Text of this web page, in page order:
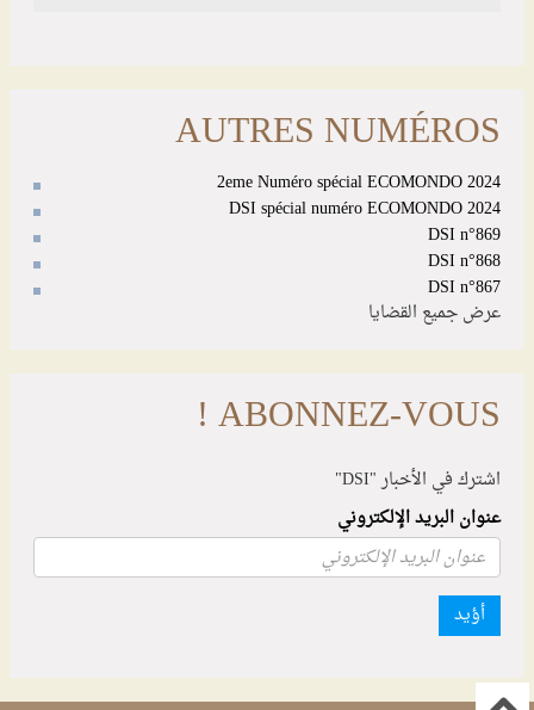
AUTRES NUMÉROS
2eme Numéro spécial ECOMONDO 2024
DSI spécial numéro ECOMONDO 2024
DSI n°869
DSI n°868
DSI n°867
عرض جميع القضايا
ABONNEZ-VOUS !
اشترك في الأخبار "DSI"
عنوان البريد الإلكتروني
أؤيد